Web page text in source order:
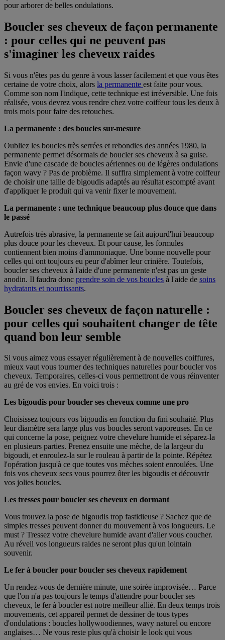
pour arborer de belles ondulations.
Boucler ses cheveux de façon permanente
: pour celles qui ne peuvent pas
s'imaginer les cheveux raides
Si vous n'êtes pas du genre à vous lasser facilement et que vous êtes
certaine de votre choix, alors la permanente est faite pour vous.
Comme son nom l'indique, cette technique est irréversible. Une fois
réalisée, vous devrez vous rendre chez votre coiffeur tous les deux à
trois mois pour faire des retouches.
La permanente : des boucles sur-mesure
Oubliez les boucles très serrées et rebondies des années 1980, la
permanente permet désormais de boucler ses cheveux à sa guise.
Envie d'une cascade de boucles aériennes ou de légères ondulations
façon wavy ? Pas de problème. Il suffira simplement à votre coiffeur
de choisir une taille de bigoudis adaptés au résultat escompté avant
d'appliquer le produit qui va venir fixer le mouvement.
La permanente : une technique beaucoup plus douce que dans
le passé
Autrefois très abrasive, la permanente se fait aujourd'hui beaucoup
plus douce pour les cheveux. Et pour cause, les formules
contiennent bien moins d'ammoniaque. Une bonne nouvelle pour
celles qui ont toujours eu peur d'abîmer leur crinière. Toutefois,
boucler ses cheveux à l'aide d'une permanente n'est pas un geste
anodin. Il faudra donc prendre soin de vos boucles à l'aide de soins
hydratants et nourrissants.
Boucler ses cheveux de façon naturelle :
pour celles qui souhaitent changer de tête
quand bon leur semble
Si vous aimez vous essayer régulièrement à de nouvelles coiffures,
mieux vaut vous tourner des techniques naturelles pour boucler vos
cheveux. Temporaires, celles-ci vous permettront de vous réinventer
au gré de vos envies. En voici trois :
Les bigoudis pour boucler ses cheveux comme une pro
Choisissez toujours vos bigoudis en fonction du fini souhaité. Plus
leur diamètre sera large plus vos boucles seront vaporeuses. En ce
qui concerne la pose, peignez votre chevelure humide et séparez-la
en plusieurs parties. Prenez ensuite une mèche, de la largeur du
bigoudi, et enroulez-la sur le rouleau à partir de la pointe. Répétez
l'opération jusqu'à ce que toutes vos mèches soient enroulées. Une
fois vos cheveux secs vous pourrez ôter les bigoudis et découvrir
vos jolies boucles.
Les tresses pour boucler ses cheveux en dormant
Vous trouvez la pose de bigoudis trop fastidieuse ? Sachez que de
simples tresses peuvent donner du mouvement à vos longueurs. Le
must ? Tressez votre chevelure humide avant d'aller vous coucher.
Au réveil vos longueurs raides ne seront plus qu'un lointain
souvenir.
Le fer à boucler pour boucler ses cheveux rapidement
Un rendez-vous de dernière minute, une soirée improvisée… Parce
que l'on n'a pas toujours le temps d'attendre pour boucler ses
cheveux, le fer à boucler est notre meilleur allié. En deux temps trois
mouvements, cet appareil permet de dessiner de tous types
d'ondulations : boucles hollywoodiennes, wavy naturel ou encore
anglaises… Ne vous reste plus qu'à choisir le look qui vous